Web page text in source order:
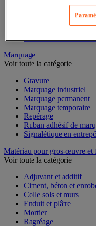
Mesure et repère de
Mesure topographique
Mesureur et détecteur
Marquage
Voir toute la catégorie
Gravure
Marquage industriel
Marquage permanent
Marquage temporaire
Repérage
Ruban adhésif de
Signalétique en
Matériau pour gros-œuvre et
Voir toute la catégorie
Adjuvant et additif
Ciment, béton et
Colle sols et murs
Enduit et plâtre
Mortier
Ragréage